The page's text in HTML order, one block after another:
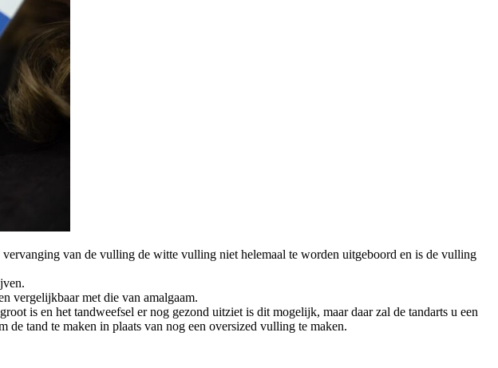
van de vulling de witte vulling niet helemaal te worden uitgeboord en is de vulling
vergelijkbaar met die van amalgaam.
is en het tandweefsel er nog gezond uitziet is dit mogelijk, maar daar zal de tandarts u een
tand te maken in plaats van nog een oversized vulling te maken.